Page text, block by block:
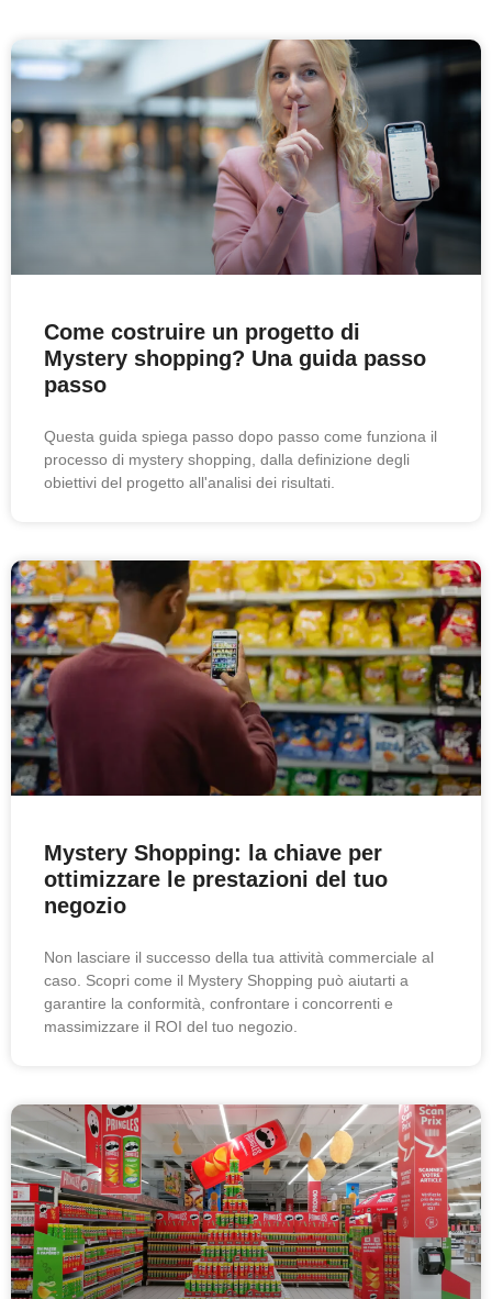
Come costruire un progetto di
Mystery shopping? Una guida passo
passo
Questa guida spiega passo dopo passo come funziona il
processo di mystery shopping, dalla definizione degli
obiettivi del progetto all'analisi dei risultati.
Mystery Shopping: la chiave per
ottimizzare le prestazioni del tuo
negozio
Non lasciare il successo della tua attività commerciale al
caso. Scopri come il Mystery Shopping può aiutarti a
garantire la conformità, confrontare i concorrenti e
massimizzare il ROI del tuo negozio.